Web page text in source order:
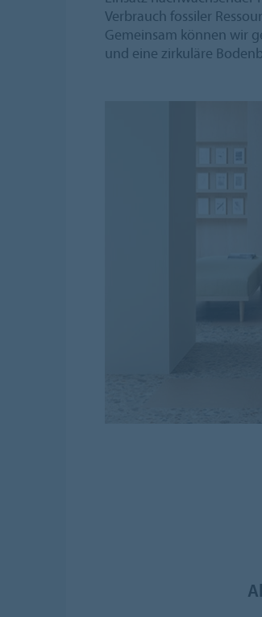
Verbrauch fossiler
Gemeinsam können wir
und eine zirkuläre